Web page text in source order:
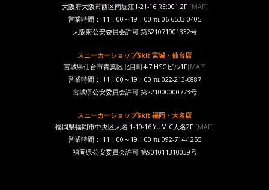
大阪府大阪市西区南堀江1-21-16 RE:001 2F[MAP]
営業時間： 11：00～19：00 ℡ 06-6533-0405
大阪府公安委員会許可 第621071901332号
スニーカーショップSkit 宮城・仙台店
宮城県仙台市青葉区北目町4-7 HSGビル1F[MAP]
営業時間： 11：00～19：00 ℡ 022-213-6887
宮城県公安委員会許可 第221000000773号
スニーカーショップSkit 福岡・大名店
福岡県福岡市中央区大名 1-10-16 YUMIC大名2F [MAP]
営業時間： 11：00～19：00 ℡ 092-714-1255
福岡県公安委員会許可 第901011310039号